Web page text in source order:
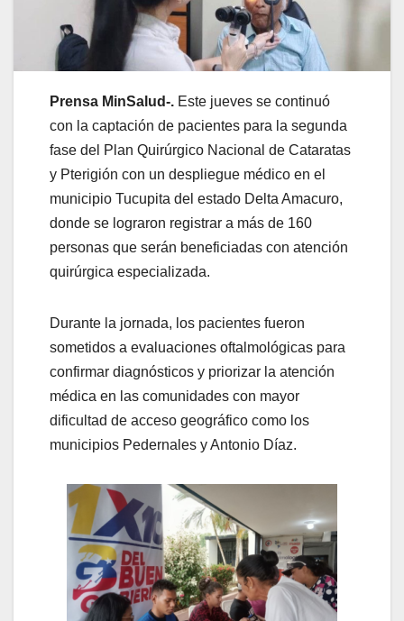
Prensa MinSalud-. Este jueves se continuó
con la captación de pacientes para la segunda
fase del Plan Quirúrgico Nacional de Cataratas
y Pterigión con un despliegue médico en el
municipio Tucupita del estado Delta Amacuro,
donde se lograron registrar a más de 160
personas que serán beneficiadas con atención
quirúrgica especializada.
Durante la jornada, los pacientes fueron
sometidos a evaluaciones oftalmológicas para
confirmar diagnósticos y priorizar la atención
médica en las comunidades con mayor
dificultad de acceso geográfico como los
municipios Pedernales y Antonio Díaz.